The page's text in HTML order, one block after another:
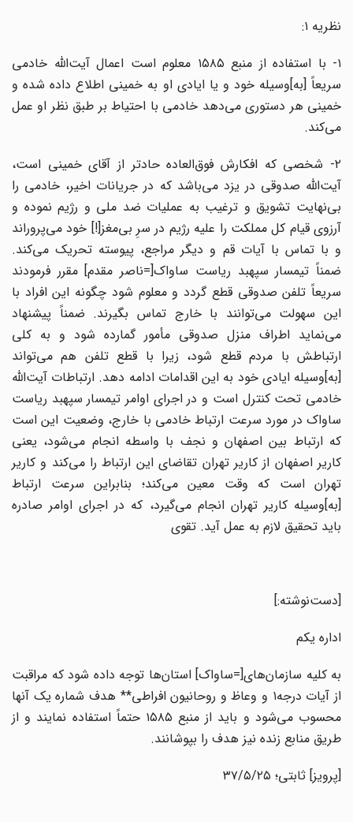
نظریه ۱:
۱- با استفاده از منبع ۱۵۸۵ معلوم است اعمال آیت‌الله خادمی
سریعاً [به]وسیله خود و یا ‌ایادی او به خمینی اطلاع داده شده و
خمینی هر دستوری می‌دهد خادمی با احتیاط بر طبق نظر او عمل
می‌کند.
۲- شخصی که افکارش فوق‌العاده حادتر از آقای خمینی است،
آیت‌الله صدوقی در یزد می‌باشد که در جریانات اخیر، خادمی را
بی‌نهایت تشویق و ترغیب به عملیات ضد ملی و رژیم نموده و
آرزوی قیام کل مملکت را علیه رژیم در سرِ بی‌مغز[!] خود می‌پروراند
و با تماس با آیات قم و دیگر مراجع، پیوسته تحریک می‌کند.
ضمناً تیمسار سپهبد ریاست ساواک[=ناصر مقدم] مقرر فرمودند
سریعاً تلفن صدوقی قطع گردد و معلوم شود چگونه این افراد با‌
این سهولت می‌توانند با خارج تماس بگیرند. ضمناً پیشنهاد
می‌نماید اطراف منزل صدوقی مأمور گمارده شود و به کلی
ارتباطش با مردم قطع شود، زیرا با قطع تلفن هم می‌تواند
[به]وسیله ‌ایادی خود به‌ این اقدامات ادامه دهد. ارتباطات‌ آیت‌الله
خادمی تحت کنترل است و در اجرای اوامر تیمسار سپهبد ریاست
ساواک در مورد سرعت ارتباط خادمی با خارج، وضعیت این است
که ارتباط بین اصفهان و نجف با واسطه انجام می‌شود، یعنی
کاریر اصفهان از کاریر تهران تقاضای این ارتباط را می‌کند و کاریر
تهران است که وقت معین می‌کند؛ بنابراین سرعت ارتباط
[به]وسیله کاریر تهران انجام می‌گیرد، که در اجرای اوامر صادره
باید تحقیق لازم به عمل آید. تقوی
[دست‌نوشته:]
اداره یکم
به کلیه سازمان‌های[=ساواک] استان‌ها توجه داده شود که مراقبت
از آیات درجه۱ و وعاظ و روحانیون افراطی** هدف شماره یک آنها
محسوب می‌شود و باید از منبع ۱۵۸۵ حتماً استفاده نمایند و از
طریق منابع زنده نیز هدف را بپوشانند.
[پرویز] ثابتی؛ ۳۷/۵/۲۵